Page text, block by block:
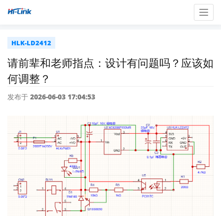
HLK-LD2412
请前辈和老师指点：设计有问题吗？应该如
何调整？
发布于 2026-06-03 17:04:53